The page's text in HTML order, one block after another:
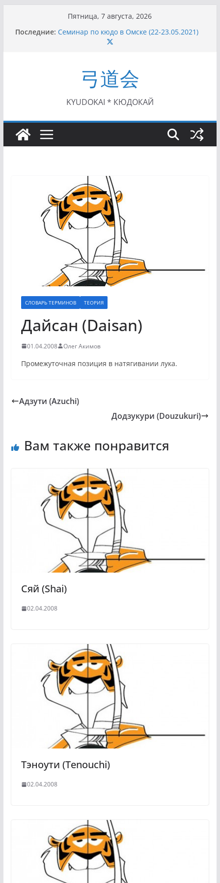
содержимому
Пятница, 7 августа, 2026
Последние: Семинар по кюдо в Омске (22-23.05.2021)
Чемпионат Росcии, Дёмино (2-5.09.2021)
II Кубок Посла Японии в России по Кюдо,
Орёл (25.07.2021)
I этап Кубка Московской области по Кюдо /
Сейдокан II (27.06.2021)
弓道会
KYUDOKAI * КЮДОКАЙ
СЛОВАРЬ ТЕРМИНОВ ТЕОРИЯ
Дайсан (Daisan)
01.04.2008 Олег Акимов
Промежуточная позиция в натягивании лука.
Адзути (Azuchi)
Додзукури (Douzukuri)
Вам также понравится
Сяй (Shai)
02.04.2008
Тэноути (Tenouchi)
02.04.2008